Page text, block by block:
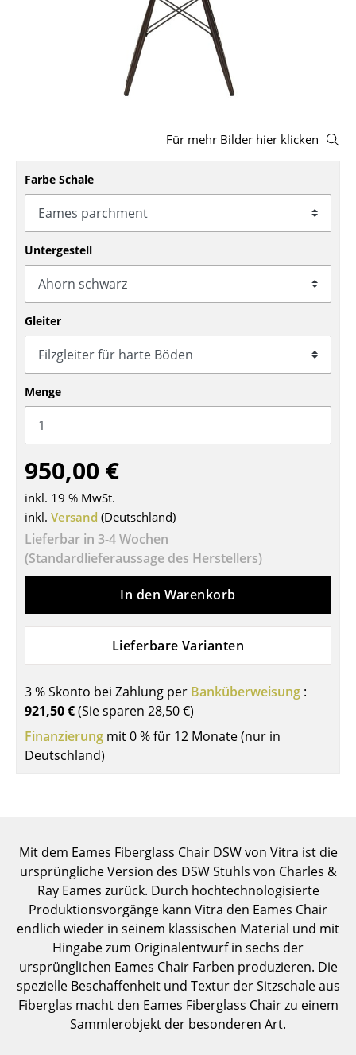
Schaukelstühle
Bürodrehstühle
Konferenzstühle
Bürosessel
Einzelteile
... alle Sitzmöbel
Tische
Esstische
Beistelltische
Couchtische
Schreibtische
Sekretäre & PC-Tische
Konferenztische
Stehtische & Stehpulte
Kindertische
Gartentische
Servierwagen
Einzelteile
... alle Tische
Bücherregale
Wandregale
Sideboards & Kommoden
TV Möbel
Beistell- & Rollcontainer
Barmöbel
Für mehr Bilder hier klicken
Farbe Schale
Untergestell
Gleiter
Menge
950,00 €
inkl. 19 % MwSt.
inkl. Versand (Deutschland)
Lieferbar in 3-4 Wochen
(Standardlieferaussage des Herstellers)
In den Warenkorb
Lieferbare Varianten
3 % Skonto bei Zahlung per Banküberweisung :
921,50 €(Sie sparen 28,50 €)
Finanzierung mit 0 % für 12 Monate (nur in
Deutschland)
Mit dem Eames Fiberglass Chair DSW von Vitra ist die
ursprüngliche Version des DSW Stuhls von Charles &
Ray Eames zurück. Durch hochtechnologisierte
Produktionsvorgänge kann Vitra den Eames Chair
endlich wieder in seinem klassischen Material und mit
Hingabe zum Originalentwurf in sechs der
ursprünglichen Eames Chair Farben produzieren. Die
spezielle Beschaffenheit und Textur der Sitzschale aus
Fiberglas macht den Eames Fiberglass Chair zu einem
Sammlerobjekt der besonderen Art.